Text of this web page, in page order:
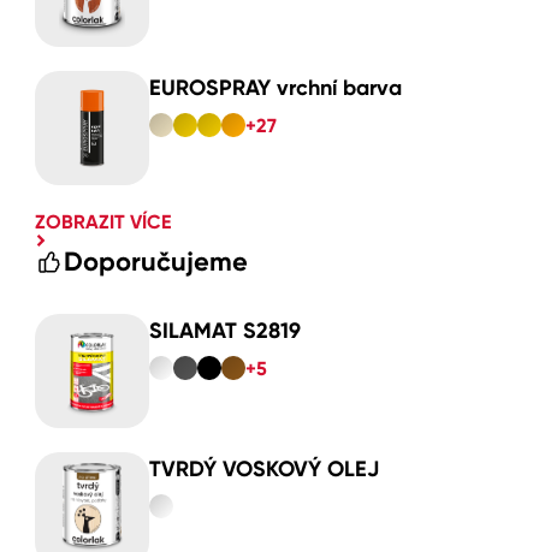
EUROSPRAY vrchní barva
+27
ZOBRAZIT VÍCE
Doporučujeme
SILAMAT S2819
+5
TVRDÝ VOSKOVÝ OLEJ